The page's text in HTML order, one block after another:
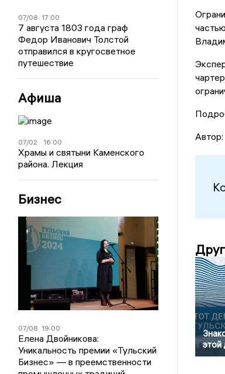
07/08 17:00
7 августа 1803 года граф
Федор Иванович Толстой
отправился в кругосветное
путешествие
Афиша
07/02 16:00
Храмы и святыни Каменского
района. Лекция
Бизнес
07/08 19:00
Елена Двойникова:
Уникальность премии «Тульский
Бизнес» — в преемственности
Автор:
этой